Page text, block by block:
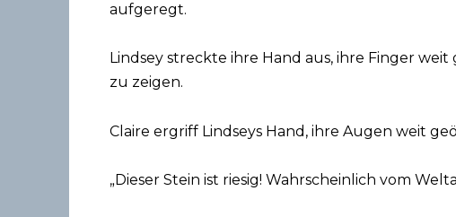
aufgeregt.
Lindsey streckte ihre Hand aus, ihre Finger
zu zeigen.
Claire ergriff Lindseys Hand, ihre Augen weit
„Dieser Stein ist riesig! Wahrscheinlich vom